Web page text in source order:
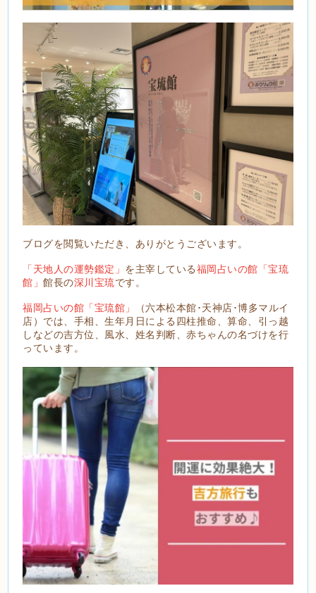
ブログを閲覧いただき、ありがとうございます。
「天地人の運勢鑑定」 を主宰している福岡占いの館「宝琉
館」館長の深川宝琉です。
福岡占いの館「宝琉館」
（六本松本館･天神店･博多マルイ
店）では、手相、生年月日による四柱推命、算命、引っ越
しなどの吉方位、風水、姓名判断、赤ちゃんの名づけを行
っています。